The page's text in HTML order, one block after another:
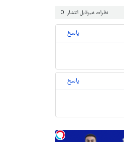
نظرات غیرقابل انتشار: 0
پاسخ
پاسخ